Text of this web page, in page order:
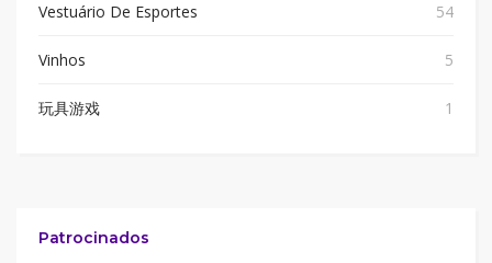
Vestuário De Esportes 54
Vinhos 5
玩具游戏 1
Patrocinados